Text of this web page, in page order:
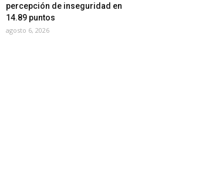
percepción de inseguridad en
14.89 puntos
agosto 6, 2026